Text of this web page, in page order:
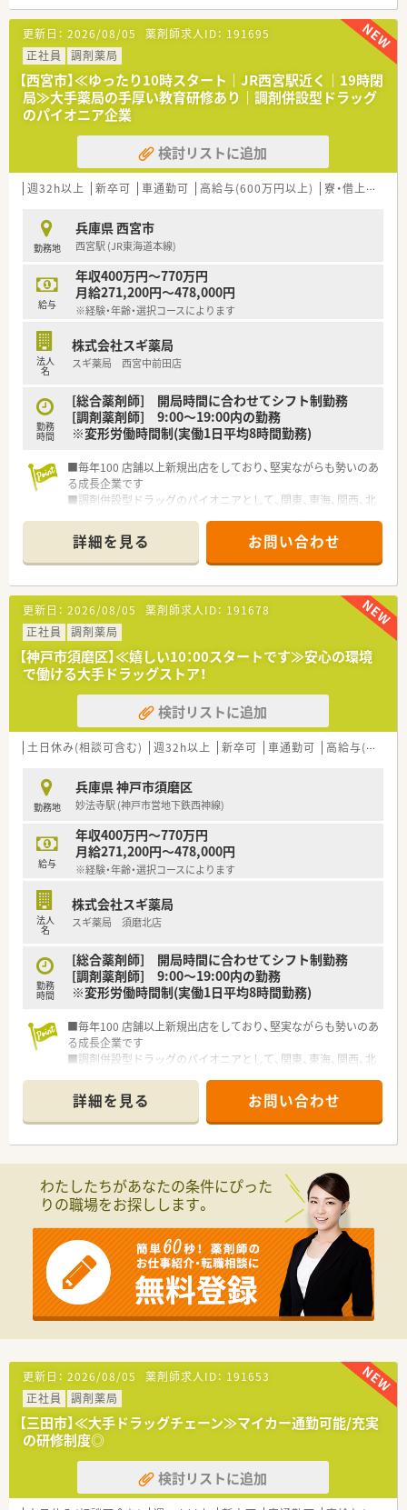
となる従業員など、薬剤師として様々な活躍ができるフィールド
を用意されています
■総合薬剤師・調剤薬剤師（土日休み・19時までの勤務）どちらか
の働き方を選択できます
■調剤併設型だけでなく「医療モール・クリニック併設店舗」「敷
地内薬局」「訪問調剤特化型店舗」など様々な店舗を運営してい
ます
■在宅医療にも積極的取り組んでおり「訪問調剤特化型店舗」を
50店舗以上、無菌調剤室は業界最多の51店舗設置しています
■「プラチナくるみん認定企業」「健康経営優良法人2023（大規模
法人部門）認定」等を取得し一人ひとりが働きやすい環境が整備
されています
があるのも特徴です
更新日： 2026/08/05 薬剤師求人ID： 191695
正社員
調剤薬局
【西宮市】≪ゆったり10時スタート｜JR西宮駅近く｜19時閉
局≫大手薬局の手厚い教育研修あり｜調剤併設型ドラッグ
のパイオニア企業
検討リストに追加
週32h以上 新卒可 車通勤可 高給与(600万円以上) 寮・借上社宅あり
勤務地
兵庫県 西宮市
西宮駅 (JR東海道本線)
給与
年収400万円～770万円
月給271,200円～478,000円
※経験・年齢・選択コースによります
法人
名
株式会社スギ薬局
スギ薬局 西宮中前田店
勤務
時間
[総合薬剤師] 開局時間に合わせてシフト制勤務
[調剤薬剤師] 9:00～19:00内の勤務
※変形労働時間制(実働1日平均8時間勤務)
■毎年100 店舗以上新規出店をしており、堅実ながらも勢いのあ
る成長企業です
■調剤併設型ドラッグのパイオニアとして、関東、東海、関西、北
■研修制度は様々なプランがあり、集合研修だけでなく任意で受
講可能な研修も幅広く用意されています
■店舗で活躍する従業員、社外で活躍する従業員、将来経営幹部
となる従業員など、薬剤師として様々な活躍ができるフィールド
を用意されています
■総合薬剤師・調剤薬剤師（土日休み・19時までの勤務）どちらか
の働き方を選択できます
■調剤併設型だけでなく「医療モール・クリニック併設店舗」「敷
地内薬局」「訪問調剤特化型店舗」など様々な店舗を運営してい
ます
■在宅医療にも積極的取り組んでおり「訪問調剤特化型店舗」を
50店舗以上、無菌調剤室は業界最多の51店舗設置しています
■「プラチナくるみん認定企業」「健康経営優良法人2023（大規模
法人部門）認定」等を取得し一人ひとりが働きやすい環境が整備
■充実した研修制度、人事制度、評価制度、キャリア支援制度等
があるのも特徴です
詳細を見る お問い合わせ
更新日： 2026/08/05 薬剤師求人ID： 191678
正社員
調剤薬局
【神戸市須磨区】≪嬉しい10：00スタートです≫安心の環境
で働ける大手ドラッグストア！
検討リストに追加
土日休み(相談可含む) 週32h以上 新卒可 車通勤可 高給与(600万円以上)
勤務地
兵庫県 神戸市須磨区
妙法寺駅 (神戸市営地下鉄西神線)
給与
年収400万円～770万円
月給271,200円～478,000円
※経験・年齢・選択コースによります
法人
名
株式会社スギ薬局
スギ薬局 須磨北店
勤務
時間
[総合薬剤師] 開局時間に合わせてシフト制勤務
[調剤薬剤師] 9:00～19:00内の勤務
※変形労働時間制(実働1日平均8時間勤務)
■毎年100 店舗以上新規出店をしており、堅実ながらも勢いのあ
る成長企業です
■調剤併設型ドラッグのパイオニアとして、関東、東海、関西、北
■研修制度は様々なプランがあり、集合研修だけでなく任意で受
講可能な研修も幅広く用意されています
■店舗で活躍する従業員、社外で活躍する従業員、将来経営幹部
となる従業員など、薬剤師として様々な活躍ができるフィールド
■総合薬剤師・調剤薬剤師（土日休み・19時までの勤務）どちらか
の働き方を選択できます
■調剤併設型だけでなく「医療モール・クリニック併設店舗」「敷
地内薬局」「訪問調剤特化型店舗」など様々な店舗を運営してい
ます
■在宅医療にも積極的取り組んでおり「訪問調剤特化型店舗」を
50店舗以上、無菌調剤室は業界最多の51店舗設置しています
■「プラチナくるみん認定企業」「健康経営優良法人2023（大規模
法人部門）認定」等を取得し一人ひとりが働きやすい環境が整備
されています
■充実した研修制度、人事制度、評価制度、キャリア支援制度等
詳細を見る お問い合わせ
わたしたちがあなたの条件にぴった
りの職場をお探しします。
更新日： 2026/08/05 薬剤師求人ID： 191653
正社員
調剤薬局
【三田市】≪大手ドラッグチェーン≫マイカー通勤可能/充実
の研修制度◎
検討リストに追加